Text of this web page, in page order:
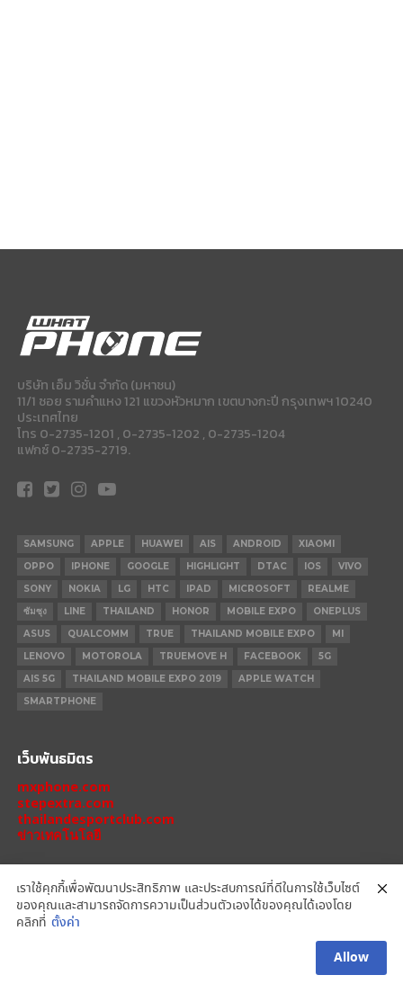
บริษัท เอ็ม วิชั่น จำกัด (มหาชน)
11/1 ซอย รามคำแหง 121 แขวงหัวหมาก เขตบางกะปี กรุงเทพฯ 10240
ประเทศไทย
โทร 0-2735-1201 , 0-2735-1202 , 0-2735-1204
แฟกซ์ 0-2735-2719.
SAMSUNG APPLE HUAWEI AIS ANDROID
XIAOMI
OPPO
IPHONE GOOGLE HIGHLIGHT DTAC IOS
VIVO
SONY
NOKIA LG HTC IPAD MICROSOFT
REALME
ซัมซุง
LINE THAILAND HONOR MOBILE EXPO
ONEPLUS
ASUS
QUALCOMM TRUE THAILAND MOBILE EXPO
MI
LENOVO
MOTOROLA TRUEMOVE H FACEBOOK
5G
AIS 5G
THAILAND MOBILE EXPO 2019
APPLE WATCH
SMARTPHONE
เว็บพันธมิตร
mxphone.com
stepextra.com
thailandesportclub.com
ข่าวเทคโนโลยี
IPHONE 14 PRO
REDMI
เราใช้คุกกี้เพื่อพัฒนาประสิทธิภาพ และประสบการณ์ที่ดีในการใช้เว็บไซต์
ของคุณและสามารถจัดการความเป็นส่วนตัวเองได้ของคุณได้เองโดย
คลิกที่ ตั้งค่า
Allow